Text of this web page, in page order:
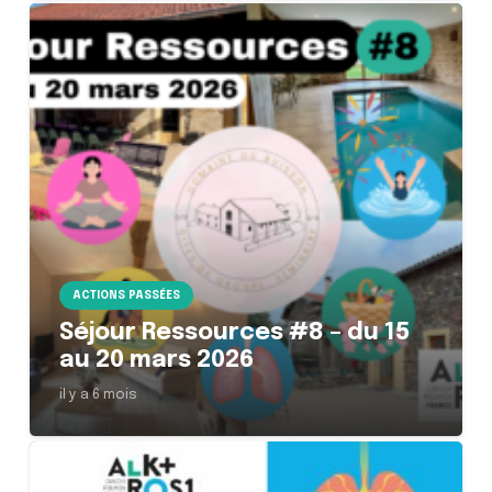
ACTIONS PASSÉES
Séjour Ressources #8 – du 15
au 20 mars 2026
il y a 6 mois